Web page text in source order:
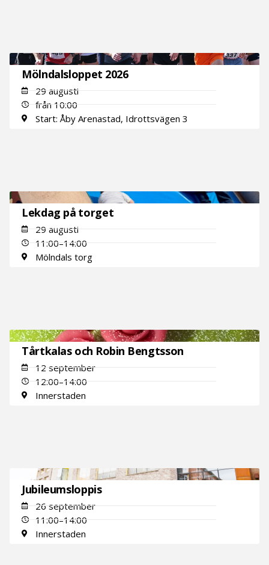
Mölndalsloppet 2026
29 augusti
från 10:00
Start: Åby Arenastad, Idrottsvägen 3
Lekdag på torget
29 augusti
11:00–14:00
Mölndals torg
Tårtkalas och Robin Bengtsson
12 september
12:00–14:00
Innerstaden
Jubileumsloppis
26 september
11:00–14:00
Innerstaden